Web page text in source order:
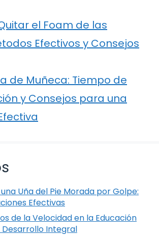
el Foam de las
Efectivos y Consejos
de Muñeca: Tiempo de
y Consejos para una
Uña del Pie Morada por Golpe:
Efectivas
de la Velocidad en la Educación
Desarrollo Integral